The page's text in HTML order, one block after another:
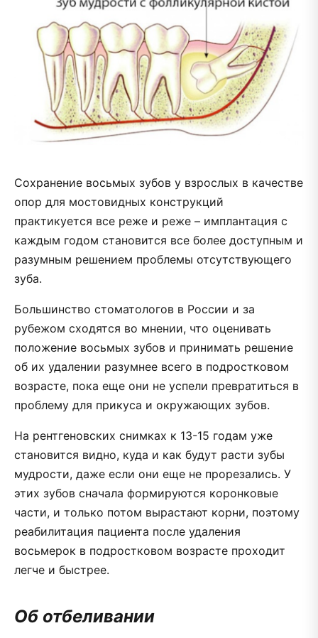
Сохранение восьмых зубов у взрослых в качестве
опор для мостовидных конструкций
практикуется все реже и реже – имплантация с
каждым годом становится все более доступным и
разумным решением проблемы отсутствующего
зуба.
Большинство стоматологов в России и за
рубежом сходятся во мнении, что оценивать
положение восьмых зубов и принимать решение
об их удалении разумнее всего в подростковом
возрасте, пока еще они не успели превратиться в
проблему для прикуса и окружающих зубов.
На рентгеновских снимках к 13-15 годам уже
становится видно, куда и как будут расти зубы
мудрости, даже если они еще не прорезались. У
этих зубов сначала формируются коронковые
части, и только потом вырастают корни, поэтому
реабилитация пациента после удаления
восьмерок в подростковом возрасте проходит
легче и быстрее.
Об отбеливании